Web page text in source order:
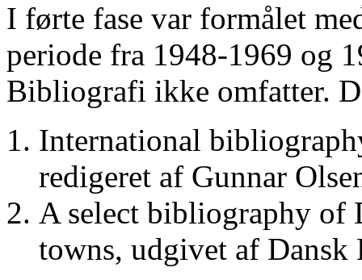
I førte fase var formålet
periode fra 1948-1969 og
Bibliografi ikke omfatter.
International
redigeret af Gunnar
A select bibliography of
towns, udgivet af